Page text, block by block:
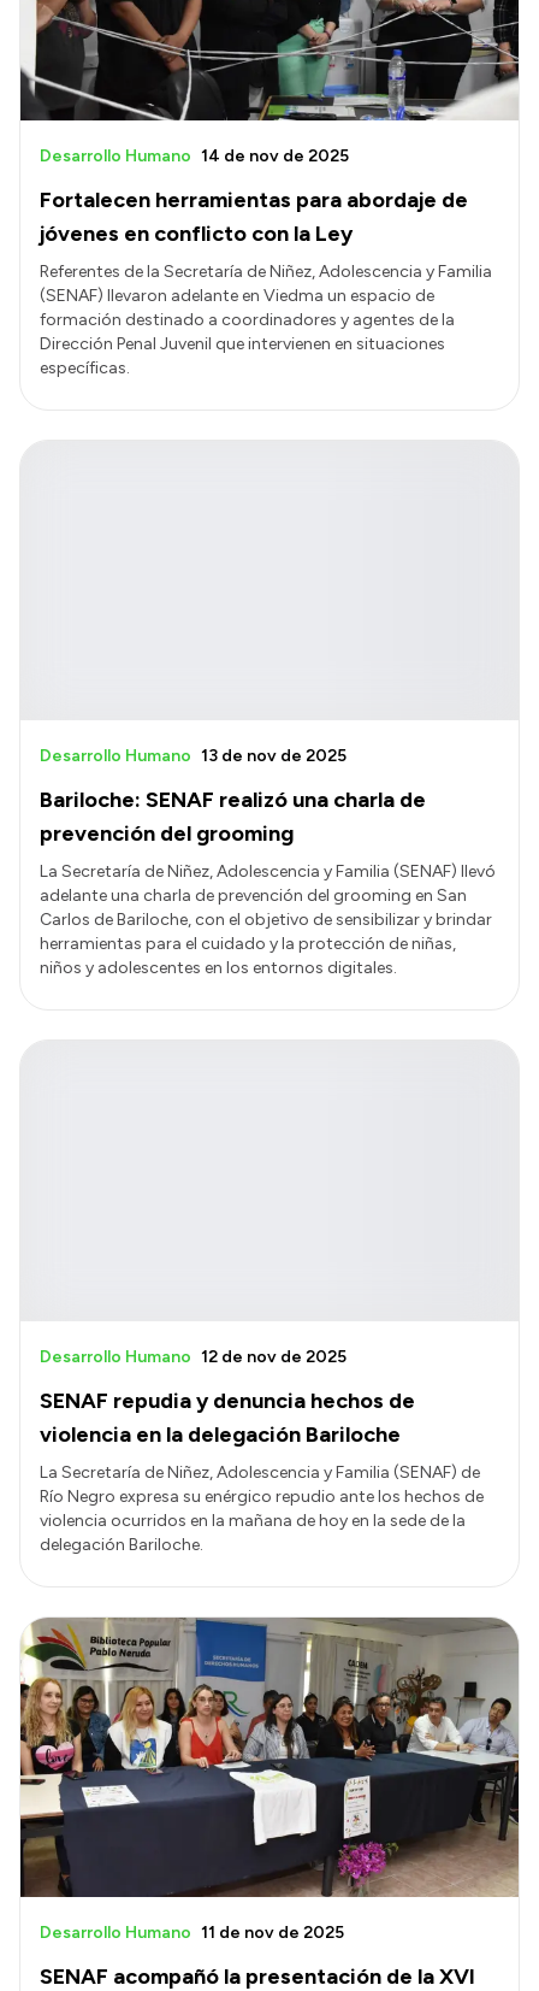
Fortalecen herramientas para abordaje de
jóvenes en conflicto con la Ley
Desarrollo Humano 14 de nov de 2025
Referentes de la Secretaría de Niñez, Adolescencia y Familia
(SENAF) llevaron adelante en Viedma un espacio de
formación destinado a coordinadores y agentes de la
Dirección Penal Juvenil que intervienen en situaciones
específicas.
Bariloche: SENAF realizó una charla de
prevención del grooming
Desarrollo Humano 13 de nov de 2025
La Secretaría de Niñez, Adolescencia y Familia (SENAF) llevó
adelante una charla de prevención del grooming en San
Carlos de Bariloche, con el objetivo de sensibilizar y brindar
herramientas para el cuidado y la protección de niñas,
niños y adolescentes en los entornos digitales.
SENAF repudia y denuncia hechos de
violencia en la delegación Bariloche
Desarrollo Humano 12 de nov de 2025
La Secretaría de Niñez, Adolescencia y Familia (SENAF) de
Río Negro expresa su enérgico repudio ante los hechos de
violencia ocurridos en la mañana de hoy en la sede de la
delegación Bariloche.
SENAF acompañó la presentación de la XVI
Desarrollo Humano 11 de nov de 2025